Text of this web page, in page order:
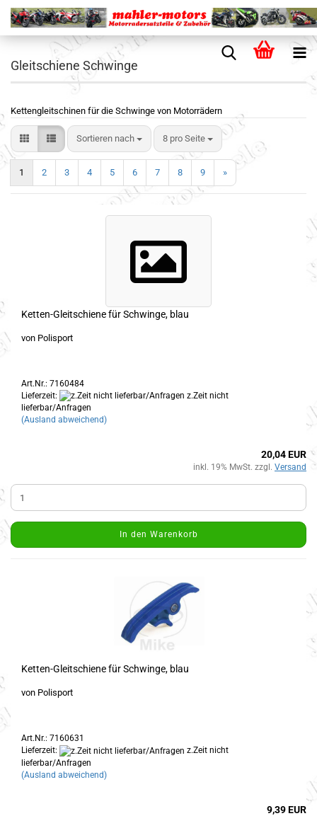
Gleitschiene Schwinge
Kettengleitschinen für die Schwinge von Motorrädern
Sortieren nach 8 pro Seite
1 2 3 4 5 6 7 8 9 »
Ketten-Gleitschiene für Schwinge, blau
von Polisport
Art.Nr.: 7160484
Lieferzeit:
z.Zeit nicht
lieferbar/Anfragen
(Ausland abweichend)
20,04 EUR
inkl. 19% MwSt. zzgl. Versand
In den Warenkorb
Ketten-Gleitschiene für Schwinge, blau
von Polisport
Art.Nr.: 7160631
Lieferzeit:
z.Zeit nicht
lieferbar/Anfragen
(Ausland abweichend)
9,39 EUR